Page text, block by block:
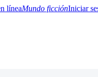
Mundo ficciónIniciar